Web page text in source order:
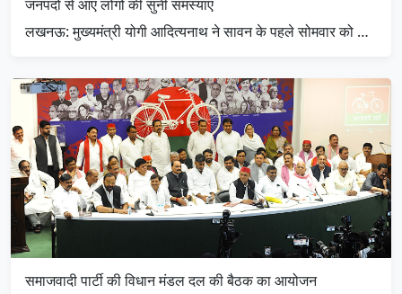
जनपदों से आए लोगों की सुनीं समस्याएं
लखनऊ: मुख्यमंत्री योगी आदित्यनाथ ने सावन के पहले सोमवार को …
समाजवादी पार्टी की विधान मंडल दल की बैठक का आयोजन